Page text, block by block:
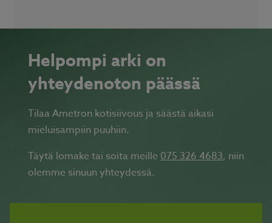
Helpompi arki on
yhteydenoton päässä
Tilaa Ametron kotisiivous ja säästä aikasi
mieluisampiin puuhiin.
Täytä lomake tai soita meille 075 326 4683, niin
olemme sinuun yhteydessä.